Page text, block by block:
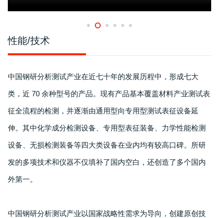
性能/技术
中国钢研分析测试产业在近七十年的发展历程中，形成七大
类，近 70 余种型号的产品。现有产品基本覆盖材料产业测试表
征全流程的检测，并逐渐由通用型向专用型测试表征设备延
伸。其中化学成分检测设备、专用型表征装备、力学性能检测
设备、无损检测装备等四大类设备在业内均有较高口碑。所研
发的多项技术和仪器不仅填补了国内空白，还创造了多个国内
外第一。
中国钢研分析测试产业以国家战略性需求为导向，创建原创技